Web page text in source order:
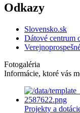
Odkazy
Slovensko.sk
Dátové centrum
Fotogaléria
Informácie, ktoré vás
Projekty a